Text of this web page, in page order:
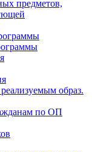
предметов,
образ.
по ОП